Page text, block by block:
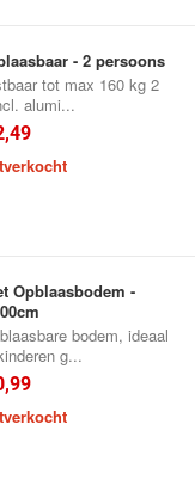
- 2 persoons
tot max 160 kg 2
alumi...
Opblaasbodem -
bodem, ideaal
g...